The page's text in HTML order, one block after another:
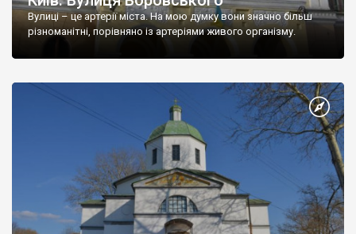
Вулиці – це артерії міста. На мою думку вони значно більш
різноманітні, порівняно із артеріями живого організму.